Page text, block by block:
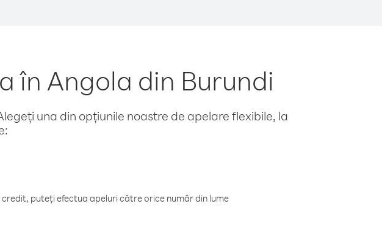
în Angola din Burundi
una din opțiunile noastre de apelare flexibile, la
puteți efectua apeluri către orice număr din lume